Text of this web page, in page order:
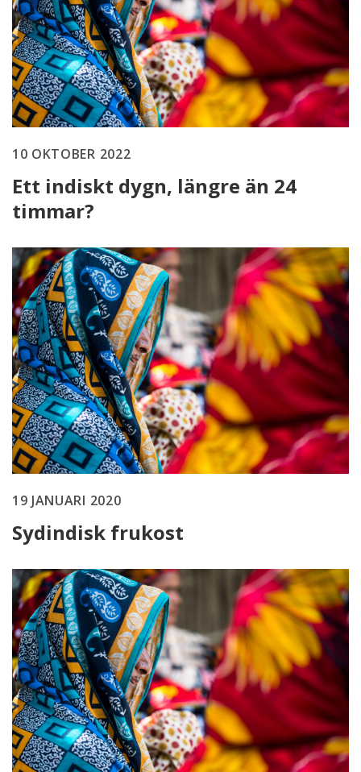
10 OKTOBER 2022
Ett indiskt dygn, längre än 24
timmar?
19 JANUARI 2020
Sydindisk frukost